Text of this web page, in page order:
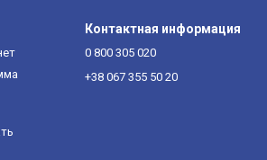
Контактная информация
0 800 305 020
+38 067 355 50 20